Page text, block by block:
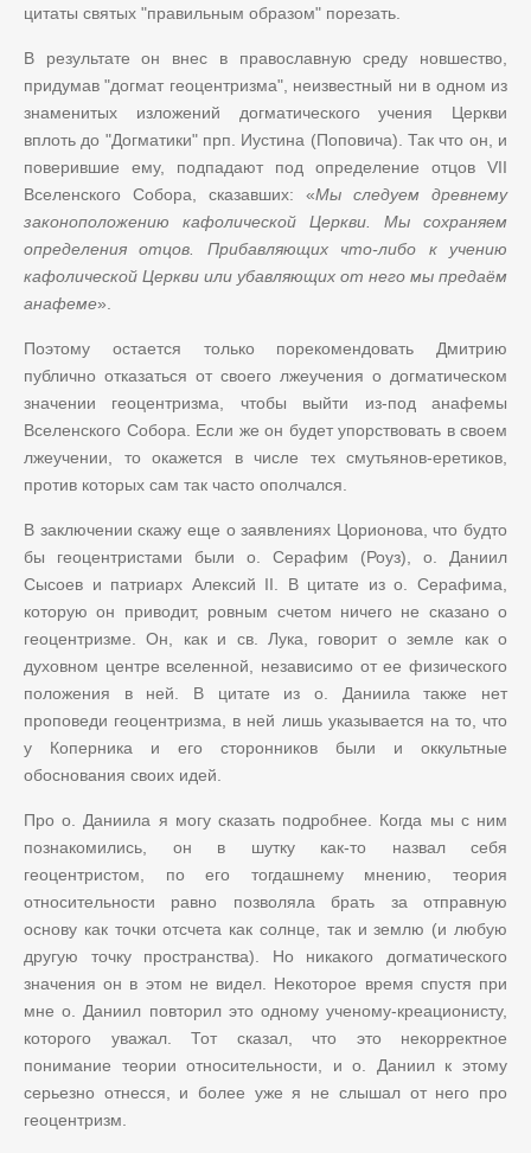
цитаты святых "правильным образом" порезать.
В результате он внес в православную среду новшество,
придумав "догмат геоцентризма", неизвестный ни в одном из
знаменитых изложений догматического учения Церкви
вплоть до "Догматики" прп. Иустина (Поповича). Так что он, и
поверившие ему, подпадают под определение отцов VII
Вселенского Собора, сказавших: «Мы следуем древнему
законоположению кафолической Церкви. Мы сохраняем
определения отцов. Прибавляющих что-либо к учению
кафолической Церкви или убавляющих от него мы предаём
анафеме».
Поэтому остается только порекомендовать Дмитрию
публично отказаться от своего лжеучения о догматическом
значении геоцентризма, чтобы выйти из-под анафемы
Вселенского Собора. Если же он будет упорствовать в своем
лжеучении, то окажется в числе тех смутьянов-еретиков,
против которых сам так часто ополчался.
В заключении скажу еще о заявлениях Цорионова, что будто
бы геоцентристами были о. Серафим (Роуз), о. Даниил
Сысоев и патриарх Алексий II . В цитате из о. Серафима,
которую он приводит, ровным счетом ничего не сказано о
геоцентризме. Он, как и св. Лука, говорит о земле как о
духовном центре вселенной, независимо от ее физического
положения в ней. В цитате из о. Даниила также нет
проповеди геоцентризма, в ней лишь указывается на то, что
у Коперника и его сторонников были и оккультные
обоснования своих идей.
Про о. Даниила я могу сказать подробнее. Когда мы с ним
познакомились, он в шутку как-то назвал себя
геоцентристом, по его тогдашнему мнению, теория
относительности равно позволяла брать за отправную
основу как точки отсчета как солнце, так и землю (и любую
другую точку пространства). Но никакого догматического
значения он в этом не видел. Некоторое время спустя при
мне о. Даниил повторил это одному ученому-креационисту,
которого уважал. Тот сказал, что это некорректное
понимание теории относительности, и о. Даниил к этому
серьезно отнесся, и более уже я не слышал от него про
геоцентризм.